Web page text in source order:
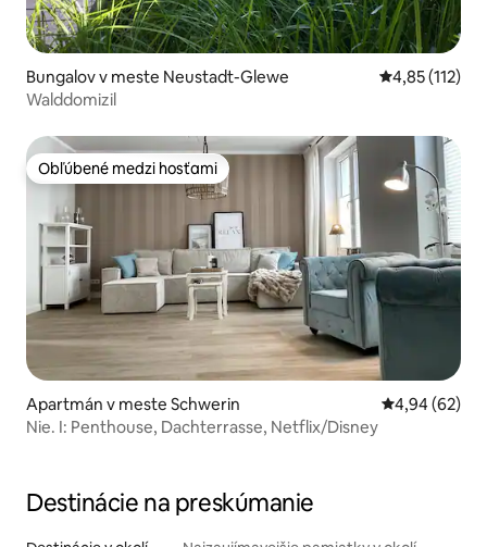
Bungalov v meste Neustadt-Glewe Priemerné
4,85 (112)
Walddomizil
Obľúbené medzi hosťami
Obľúbené medzi hosťami
Apartmán v meste Schwerin Priemerné
4,94 (62)
Nie. I: Penthouse, Dachterrasse, Netflix/Disney
Destinácie na preskúmanie